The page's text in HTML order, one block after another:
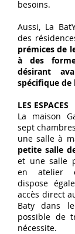
besoins.
Aussi, La
des
prémices de
à des
désirant
spécifique de
LES ESPACES
La maison
sept
une salle à
petite salle
et une salle
en atelier
dispose
accès direct
Baty dans
possible de
nécessite.